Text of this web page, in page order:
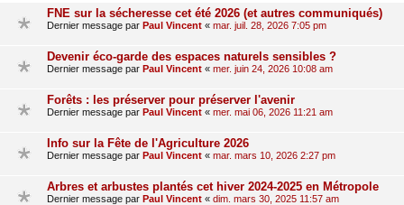
FNE sur la sécheresse cet été 2026 (et autres communiqués)
Dernier message par Paul Vincent « mar. juil. 28, 2026 7:05 pm
Devenir éco-garde des espaces naturels sensibles ?
Dernier message par Paul Vincent « mer. juin 24, 2026 10:08 am
Forêts : les préserver pour préserver l'avenir
Dernier message par Paul Vincent « mer. mai 06, 2026 11:21 am
Info sur la Fête de l'Agriculture 2026
Dernier message par Paul Vincent « mar. mars 10, 2026 2:27 pm
Arbres et arbustes plantés cet hiver 2024-2025 en Métropole
Dernier message par Paul Vincent « dim. mars 30, 2025 11:57 am